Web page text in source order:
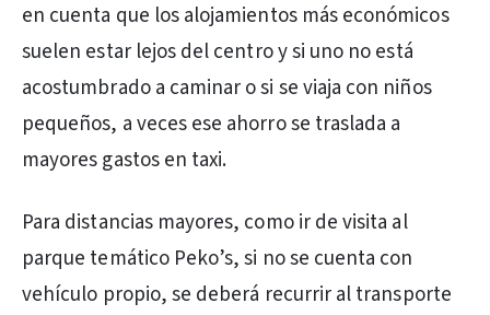
en cuenta que los alojamientos más económicos
suelen estar lejos del centro y si uno no está
acostumbrado a caminar o si se viaja con niños
pequeños, a veces ese ahorro se traslada a
mayores gastos en taxi.
Para distancias mayores, como ir de visita al
parque temático Peko’s, si no se cuenta con
vehículo propio, se deberá recurrir al transporte